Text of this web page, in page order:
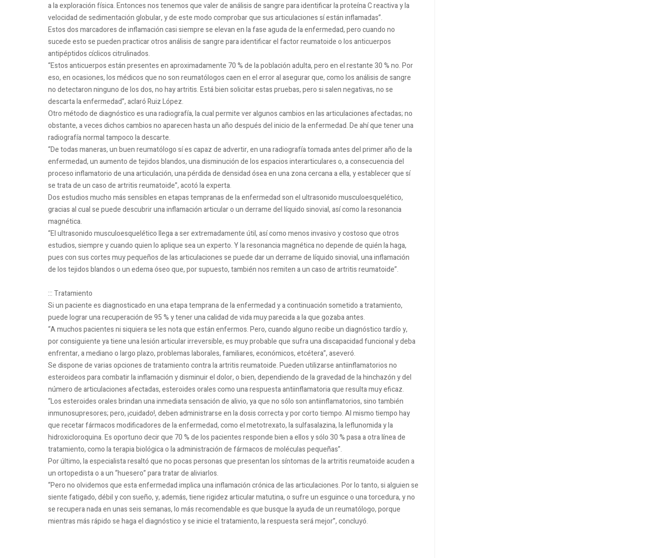
a la exploración física. Entonces nos tenemos que valer de análisis de sangre para identificar la proteína C reactiva y la
velocidad de sedimentación globular, y de este modo comprobar que sus articulaciones sí están inflamadas”.
Estos dos marcadores de inflamación casi siempre se elevan en la fase aguda de la enfermedad, pero cuando no
sucede esto se pueden practicar otros análisis de sangre para identificar el factor reumatoide o los anticuerpos
antipéptidos cíclicos citrulinados.
“Estos anticuerpos están presentes en aproximadamente 70 % de la población adulta, pero en el restante 30 % no. Por
eso, en ocasiones, los médicos que no son reumatólogos caen en el error al asegurar que, como los análisis de sangre
no detectaron ninguno de los dos, no hay artritis. Está bien solicitar estas pruebas, pero si salen negativas, no se
descarta la enfermedad”, aclaró Ruiz López.
Otro método de diagnóstico es una radiografía, la cual permite ver algunos cambios en las articulaciones afectadas; no
obstante, a veces dichos cambios no aparecen hasta un año después del inicio de la enfermedad. De ahí que tener una
radiografía normal tampoco la descarte.
“De todas maneras, un buen reumatólogo sí es capaz de advertir, en una radiografía tomada antes del primer año de la
enfermedad, un aumento de tejidos blandos, una disminución de los espacios interarticulares o, a consecuencia del
proceso inflamatorio de una articulación, una pérdida de densidad ósea en una zona cercana a ella, y establecer que sí
se trata de un caso de artritis reumatoide”, acotó la experta.
Dos estudios mucho más sensibles en etapas tempranas de la enfermedad son el ultrasonido musculoesquelético,
gracias al cual se puede descubrir una inflamación articular o un derrame del líquido sinovial, así como la resonancia
magnética.
“El ultrasonido musculoesquelético llega a ser extremadamente útil, así como menos invasivo y costoso que otros
estudios, siempre y cuando quien lo aplique sea un experto. Y la resonancia magnética no depende de quién la haga,
pues con sus cortes muy pequeños de las articulaciones se puede dar un derrame de líquido sinovial, una inflamación
de los tejidos blandos o un edema óseo que, por supuesto, también nos remiten a un caso de artritis reumatoide”.
::: Tratamiento
Si un paciente es diagnosticado en una etapa temprana de la enfermedad y a continuación sometido a tratamiento,
puede lograr una recuperación de 95 % y tener una calidad de vida muy parecida a la que gozaba antes.
“A muchos pacientes ni siquiera se les nota que están enfermos. Pero, cuando alguno recibe un diagnóstico tardío y,
por consiguiente ya tiene una lesión articular irreversible, es muy probable que sufra una discapacidad funcional y deba
enfrentar, a mediano o largo plazo, problemas laborales, familiares, económicos, etcétera”, aseveró.
Se dispone de varias opciones de tratamiento contra la artritis reumatoide. Pueden utilizarse antiinflamatorios no
esteroideos para combatir la inflamación y disminuir el dolor, o bien, dependiendo de la gravedad de la hinchazón y del
número de articulaciones afectadas, esteroides orales como una respuesta antiinflamatoria que resulta muy eficaz.
“Los esteroides orales brindan una inmediata sensación de alivio, ya que no sólo son antiinflamatorios, sino también
inmunosupresores; pero, ¡cuidado!, deben administrarse en la dosis correcta y por corto tiempo. Al mismo tiempo hay
que recetar fármacos modificadores de la enfermedad, como el metotrexato, la sulfasalazina, la leflunomida y la
hidroxicloroquina. Es oportuno decir que 70 % de los pacientes responde bien a ellos y sólo 30 % pasa a otra línea de
tratamiento, como la terapia biológica o la administración de fármacos de moléculas pequeñas”.
Por último, la especialista resaltó que no pocas personas que presentan los síntomas de la artritis reumatoide acuden a
un ortopedista o a un “huesero” para tratar de aliviarlos.
“Pero no olvidemos que esta enfermedad implica una inflamación crónica de las articulaciones. Por lo tanto, si alguien se
siente fatigado, débil y con sueño, y, además, tiene rigidez articular matutina, o sufre un esguince o una torcedura, y no
se recupera nada en unas seis semanas, lo más recomendable es que busque la ayuda de un reumatólogo, porque
mientras más rápido se haga el diagnóstico y se inicie el tratamiento, la respuesta será mejor”, concluyó.